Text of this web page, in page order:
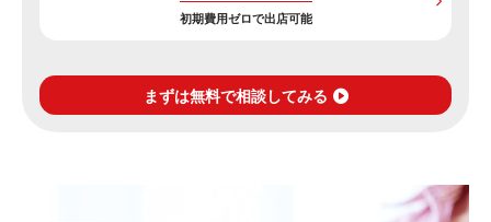
初期費用ゼロで出店可能
まずは無料で相談してみる